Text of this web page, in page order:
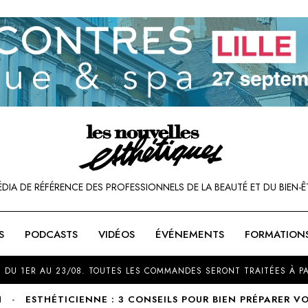
DE RÉFÉRENCE DES PROFESSIONNELS DE LA BEAUTÉ ET DU BIEN-
PODCASTS VIDÉOS ÉVÉNEMENTS
DU 1ER AU 23/08. TOUTES LES COMMANDES SERONT TRAITÉES À
ESTHÉTICIENNE : 3 CONSEILS POUR BIEN PRÉPARER